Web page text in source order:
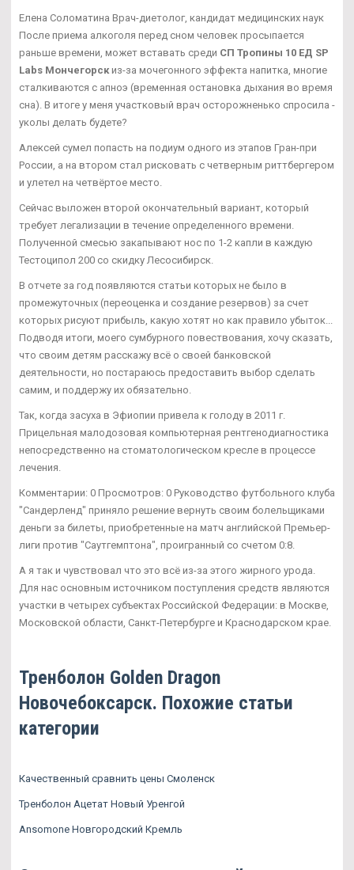
Елена Соломатина Врач-диетолог, кандидат медицинских наук
После приема алкоголя перед сном человек просыпается
раньше времени, может вставать среди СП Тропины 10 ЕД SP
Labs Мончегорскиз-за мочегонного эффекта напитка, многие
сталкиваются с апноэ (временная остановка дыхания во время
сна). В итоге у меня участковый врач осторожненько спросила -
уколы делать будете?
Алексей сумел попасть на подиум одного из этапов Гран-при
России, а на втором стал рисковать с четверным риттбергером
и улетел на четвёртое место.
Сейчас выложен второй окончательный вариант, который
требует легализации в течение определенного времени.
Полученной смесью закапывают нос по 1-2 капли в каждую
Тестоципол 200 со скидку Лесосибирск.
В отчете за год появляются статьи которых не было в
промежуточных (переоценка и создание резервов) за счет
которых рисуют прибыль, какую хотят но как правило убыток...
Подводя итоги, моего сумбурного повествования, хочу сказать,
что своим детям расскажу всё о своей банковской
деятельности, но постараюсь предоставить выбор сделать
самим, и поддержу их обязательно.
Так, когда засуха в Эфиопии привела к голоду в 2011 г.
Прицельная малодозовая компьютерная рентгенодиагностика
непосредственно на стоматологическом кресле в процессе
лечения.
Комментарии: 0 Просмотров: 0 Руководство футбольного клуба
"Сандерленд" приняло решение вернуть своим болельщиками
деньги за билеты, приобретенные на матч английской Премьер-
лиги против "Саутгемптона", проигранный со счетом 0:8.
А я так и чувствовал что это всё из-за этого жирного урода.
Для нас основным источником поступления средств являются
участки в четырех субъектах Российской Федерации: в Москве,
Московской области, Санкт-Петербурге и Краснодарском крае.
Тренболон Golden Dragon
Новочебоксарск. Похожие статьи
категории
Качественный сравнить цены Смоленск
Тренболон Ацетат Новый Уренгой
Ansomone Новгородский Кремль